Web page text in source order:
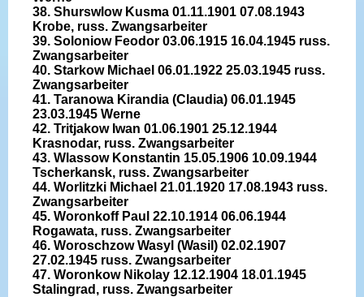
38. Shurswlow Kusma 01.11.1901 07.08.1943
Krobe, russ. Zwangsarbeiter
39. Soloniow Feodor 03.06.1915 16.04.1945 russ.
Zwangsarbeiter
40. Starkow Michael 06.01.1922 25.03.1945 russ.
Zwangsarbeiter
41. Taranowa Kirandia (Claudia) 06.01.1945
23.03.1945 Werne
42. Tritjakow Iwan 01.06.1901 25.12.1944
Krasnodar, russ. Zwangsarbeiter
43. Wlassow Konstantin 15.05.1906 10.09.1944
Tscherkansk, russ. Zwangsarbeiter
44. Worlitzki Michael 21.01.1920 17.08.1943 russ.
Zwangsarbeiter
45. Woronkoff Paul 22.10.1914 06.06.1944
Rogawata, russ. Zwangsarbeiter
46. Woroschzow Wasyl (Wasil) 02.02.1907
27.02.1945 russ. Zwangsarbeiter
47. Wоronkow Nikolay 12.12.1904 18.01.1945
Stalingrad, russ. Zwangsarbeiter